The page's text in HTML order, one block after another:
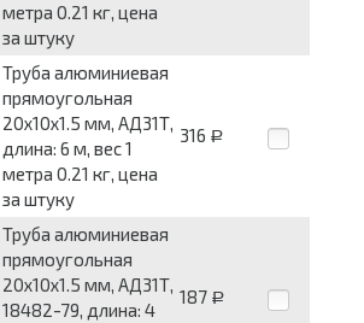
метра 0.21 кг, цена
за штуку
Труба алюминиевая
прямоугольная
20x10x1.5 мм, АД31Т,
длина: 6 м, вес 1
метра 0.21 кг, цена
за штуку
316 Р
Труба алюминиевая
прямоугольная
20x10x1.5 мм, АД31Т,
18482-79, длина: 4
187 Р